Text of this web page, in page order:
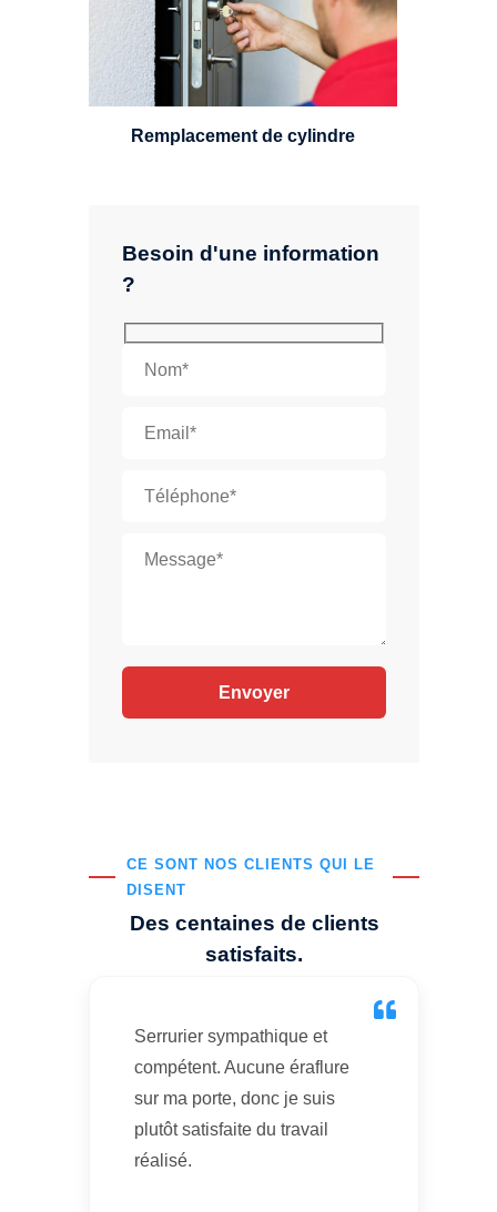
Besoin d'une information
?
CE SONT NOS CLIENTS QUI LE
DISENT
Des centaines de clients
satisfaits.
Serrurier sympathique et
compétent. Aucune éraflure
sur ma porte, donc je suis
plutôt satisfaite du travail
réalisé.
standard, à 5 leviers ou à 3
leviers, Mul-T-Lock ou encore
multipoints.
Remplacement de cylindre